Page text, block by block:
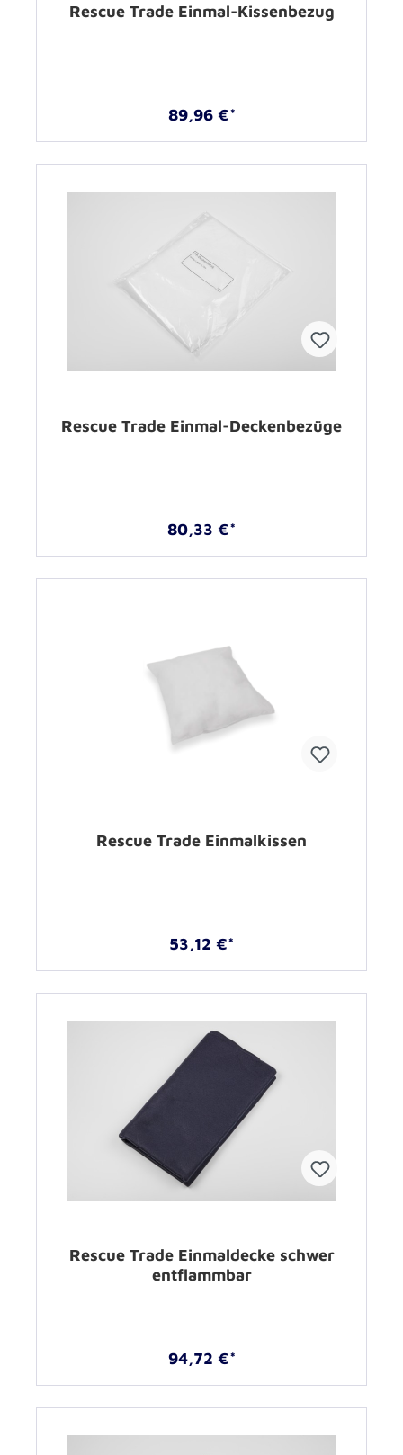
Rescue Trade Einmal-Kissenbezug
89,96 €*
Rescue Trade Einmal-Deckenbezüge
80,33 €*
Rescue Trade Einmalkissen
53,12 €*
Rescue Trade Einmaldecke schwer
entflammbar
94,72 €*